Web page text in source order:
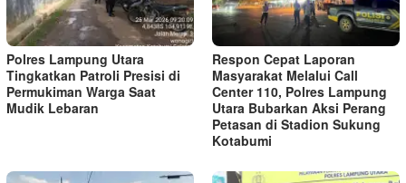
Polres Lampung Utara
Tingkatkan Patroli Presisi di
Permukiman Warga Saat
Mudik Lebaran
Respon Cepat Laporan
Masyarakat Melalui Call
Center 110, Polres Lampung
Utara Bubarkan Aksi Perang
Petasan di Stadion Sukung
Kotabumi